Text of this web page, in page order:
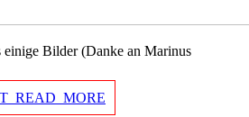
einige Bilder (Danke an Marinus